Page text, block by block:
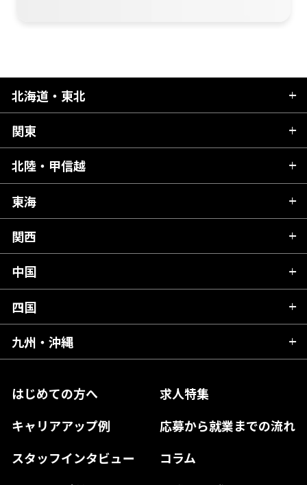
はじめての方へ
求人特集
キャリアアップ例
応募から就業までの流れ
スタッフインタビュー
コラム
北海道・東北
北海道
青森県
秋田県
岩手県
宮城県
福島県
関東
茨城県
栃木県
群馬県
埼玉県
千葉県
東京都
神奈川県
北陸・甲信越
新潟県
富山県
石川県
山梨県
長野県
東海
岐阜県
静岡県
愛知県
関西
滋賀県
京都府
大阪府
奈良県
和歌山県
中国
広島県
岡山県
島根県
山口県
四国
愛媛県
徳島県
九州・沖縄